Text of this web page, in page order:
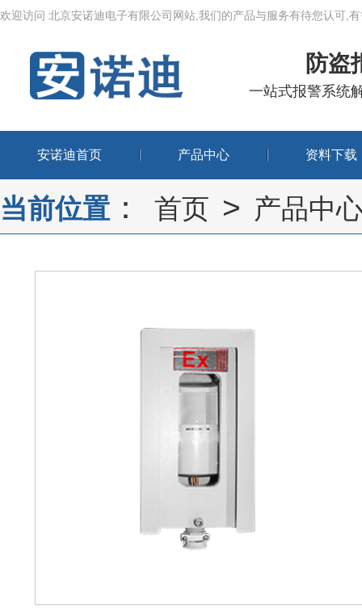
欢迎访问 北京安诺迪电子有限公司网站,我们的产品与服务有待您认可,
防盗
一站式报警系统
安诺迪首页 产品中心 资料下载
当前位置 ： 首页 > 产品中